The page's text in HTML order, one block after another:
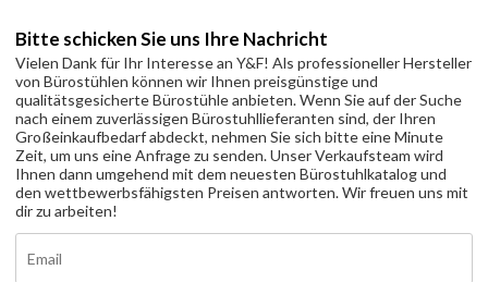
Bitte schicken Sie uns Ihre Nachricht
Vielen Dank für Ihr Interesse an Y&F! Als professioneller Hersteller
von Bürostühlen können wir Ihnen preisgünstige und
qualitätsgesicherte Bürostühle anbieten. Wenn Sie auf der Suche
nach einem zuverlässigen Bürostuhllieferanten sind, der Ihren
Großeinkaufbedarf abdeckt, nehmen Sie sich bitte eine Minute
Zeit, um uns eine Anfrage zu senden. Unser Verkaufsteam wird
Ihnen dann umgehend mit dem neuesten Bürostuhlkatalog und
den wettbewerbsfähigsten Preisen antworten. Wir freuen uns mit
dir zu arbeiten!